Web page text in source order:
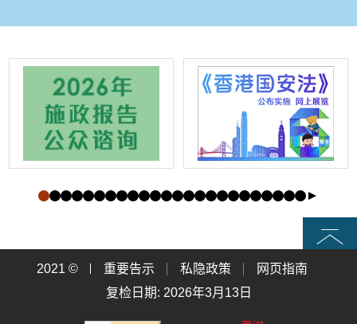
页首
2021 © 重要告示 私隐政策
网页指南
复检日期: 2026年3月13日